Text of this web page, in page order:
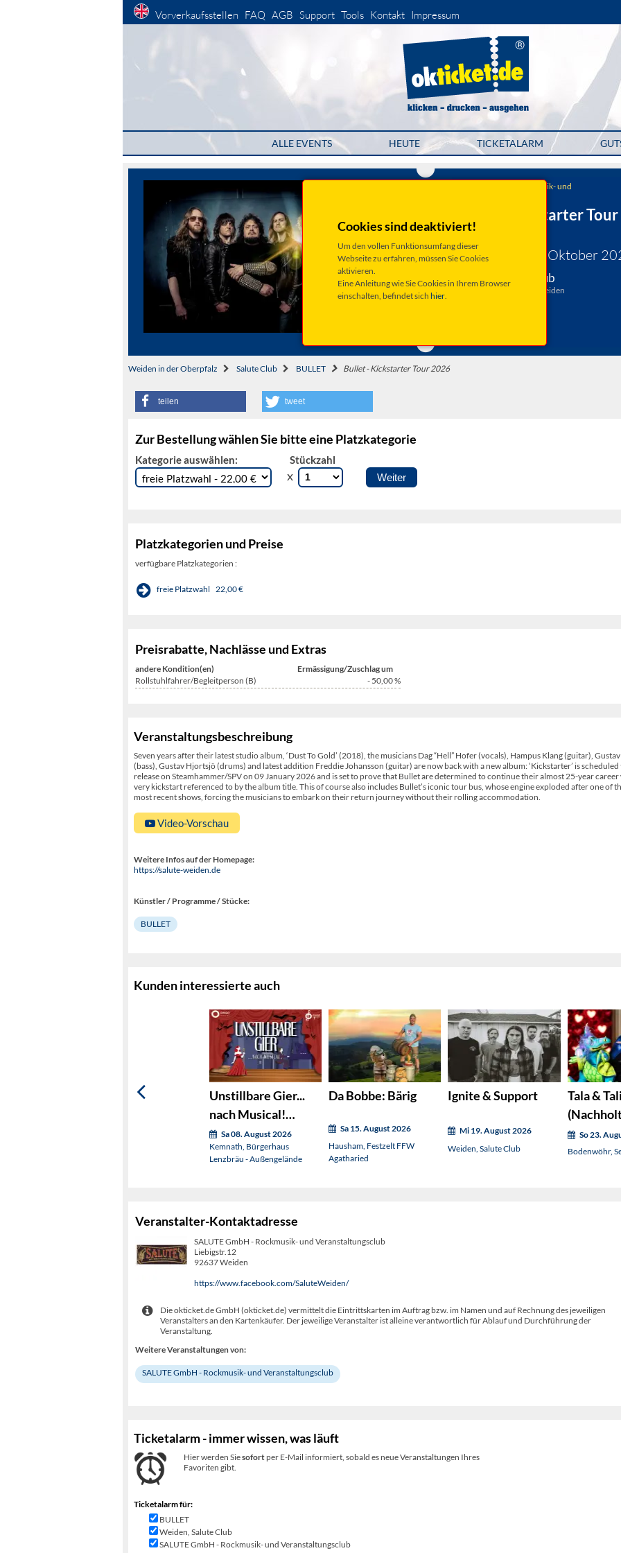
Vorverkaufsstellen FAQ AGB Support Tools Kontakt Impressum
ALLE EVENTS HEUTE TICKETALARM
Cookies sind deaktiviert!
Um den vollen Funktionsumfang dieser
Webseite zu erfahren, müssen Sie Cookies
aktivieren.
Eine Anleitung wie Sie Cookies in Ihrem Browser
einschalten, befindet sich hier.
SALUTE GmbH - Rockmusik- und
Bullet - Kickstarter Tour
2026
Donnerstag 08. Oktober
Weiden, Salute Club
Liebigstraße 12, 92637 Weiden
Weiden in der Oberpfalz Salute Club BULLET Bullet - Kickstarter Tour 2026
teilen tweet
Zur Bestellung wählen Sie bitte eine Platzkategorie
Kategorie auswählen: Stückzahl
x
Platzkategorien und Preise
verfügbare Platzkategorien :
freie Platzwahl 22,00 €
Preisrabatte, Nachlässe und Extras
andere Kondition(en)
Ermässigung/Zuschlag um
Rollstuhlfahrer/Begleitperson (B)
- 50,00%
Veranstaltungsbeschreibung
Seven years after their latest studio album, ‘Dust To Gold’ (2018), the musicians Dag “Hell” Hofer (vocals), Hampus Klang (guitar),
(bass), Gustav Hjortsjö (drums) and latest addition Freddie Johansson (guitar) are now back with a new album: ‘Kickstarter’ is
release on Steamhammer/SPV on 09 January 2026 and is set to prove that Bullet are determined to continue their almost 25-year
very kickstart referenced to by the album title. This of course also includes Bullet’s iconic tour bus, whose engine exploded after one of
most recent shows, forcing the musicians to embark on their return journey without their rolling accommodation.
Video-Vorschau
Weitere Infos auf der Homepage:
https://salute-weiden.de
Künstler / Programme / Stücke:
BULLET
Kunden interessierte auch
Unstillbare Gier...
nach Musical!
(OVIGO sings)
Sa 08. August 2026
Kemnath, Bürgerhaus
Lenzbräu - Außengelände
Da Bobbe: Bärig
Sa 15. August 2026
Hausham, Festzelt FFW
Agatharied
Ignite & Support
Mi 19. August 2026
Weiden, Salute Club
Tala &
So 23.
Bodenwöhr,
Veranstalter-Kontaktadresse
SALUTE GmbH - Rockmusik- und Veranstaltungsclub
Liebigstr.12
92637 Weiden
https://www.facebook.com/SaluteWeiden/
Die okticket.de GmbH (okticket.de) vermittelt die Eintrittskarten im Auftrag bzw. im Namen und auf Rechnung des jeweiligen
Veranstalters an den Kartenkäufer. Der jeweilige Veranstalter ist alleine verantwortlich für Ablauf und Durchführung der
Veranstaltung.
Weitere Veranstaltungen von:
SALUTE GmbH - Rockmusik- und Veranstaltungsclub
Ticketalarm - immer wissen, was läuft
Hier werden Siesofortper E-Mail informiert, sobald es neue Veranstaltungen Ihres
Favoriten gibt.
Ticketalarm für:
BULLET
Weiden, Salute Club
SALUTE GmbH - Rockmusik- und Veranstaltungsclub